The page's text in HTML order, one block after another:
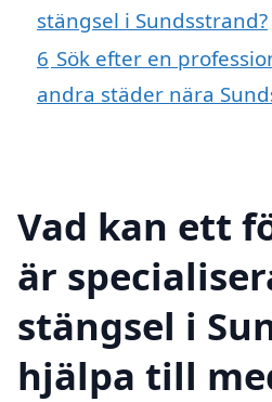
stängsel i Sundsstrand?
6 Sök efter en
andra städer nära
Vad kan ett
är
stängsel i
hjälpa till